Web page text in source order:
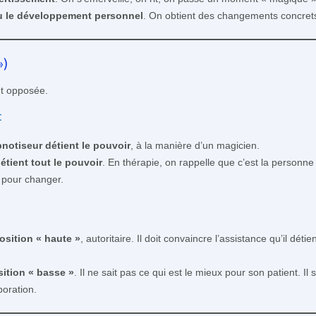
le développement personnel . On obtient des changements
opposée.
détient le pouvoir, à la manière d’un magicien.
tout le pouvoir. En thérapie, on rappelle que c’est la
changer.
« haute » , autoritaire. Il doit convaincre l’assistance qu’il
« basse » . Il ne sait pas ce qui est le mieux pour son patient.